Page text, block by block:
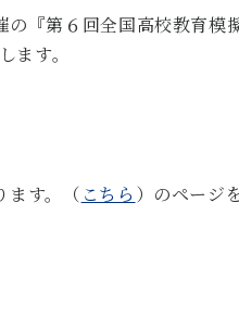
『第６回全国高校教育模
ます。
ます。（ こちら ）のページ